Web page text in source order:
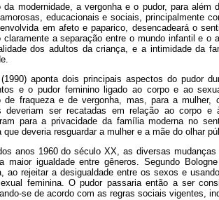
da modernidade, a vergonha e o pudor, para
educacionais e sociais, principalmente
em afeto e paparico, desencadeará o
claramente a separação entre o mundo infantil e o
dos adultos da criança, e a intimidade da
(1990) aponta dois principais aspectos do pudor
e o pudor feminino ligado ao corpo e ao
de fraqueza e de vergonha, mas, para a
deveriam ser recatadas em relação ao corpo
para a privacidade da família moderna no
que deveria resguardar a mulher e a mãe do olhar
anos 1960 do século XX, as diversas
maior igualdade entre gêneros. Segundo
ao rejeitar a desigualdade entre os sexos e
feminina. O pudor passaria então a ser
se de acordo com as regras sociais vigentes,